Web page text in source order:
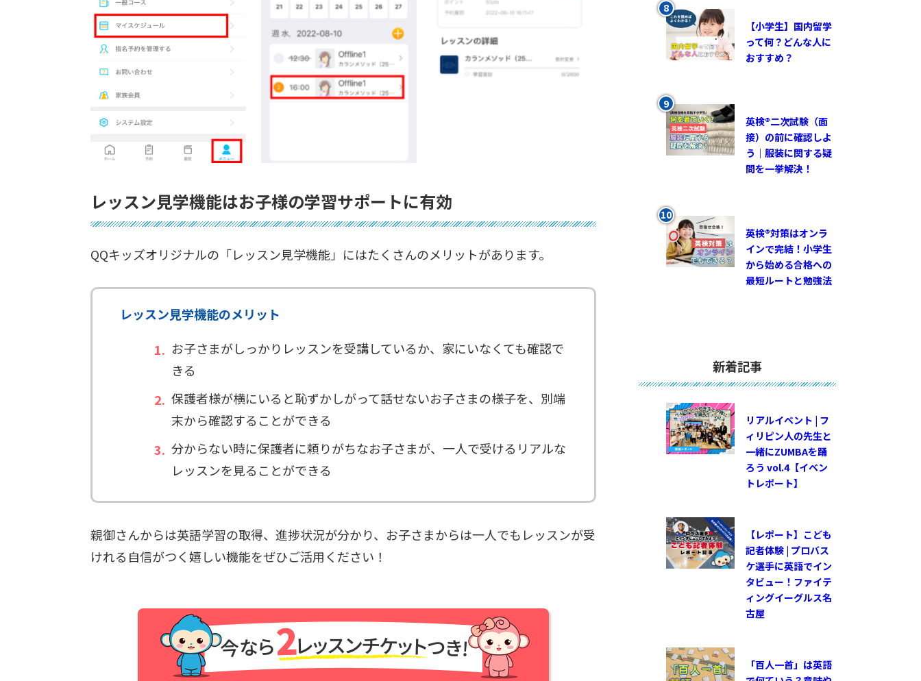
レッスン見学機能はお子様の学習サポートに有効
QQキッズオリジナルの「レッスン見学機能」にはたくさんのメリットがあります。
レッスン見学機能のメリット
お子さまがしっかりレッスンを受講しているか、家にいなくても確認で
きる
保護者様が横にいると恥ずかしがって話せないお子さまの様子を、別端
末から確認することができる
分からない時に保護者に頼りがちなお子さまが、一人で受けるリアルな
レッスンを見ることができる
親御さんからは英語学習の取得、進捗状況が分かり、お子さまからは一人でもレッスンが受
けれる自信がつく嬉しい機能をぜひご活用ください！
【小学生】国内留学
って何？どんな人に
おすすめ？
英検®︎二次試験（面
接）の前に確認しよ
う｜服装に関する疑
問を一挙解決！
英検®対策はオンラ
インで完結！小学生
から始める合格への
最短ルートと勉強法
新着記事
リアルイベント | フ
ィリピン人の先生と
一緒にZUMBAを踊
ろう vol.4【イベン
トレポート】
【レポート】こども
記者体験 | プロバス
ケ選手に英語でイン
タビュー！ファイテ
ィングイーグルス名
古屋
「百人一首」は英語